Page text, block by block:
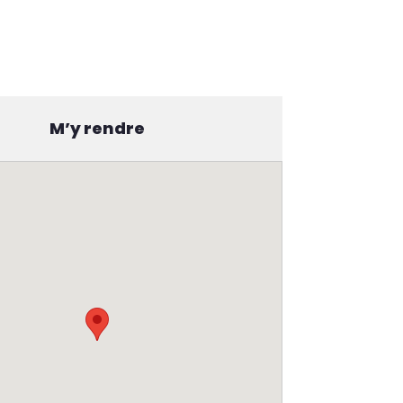
M’y rendre